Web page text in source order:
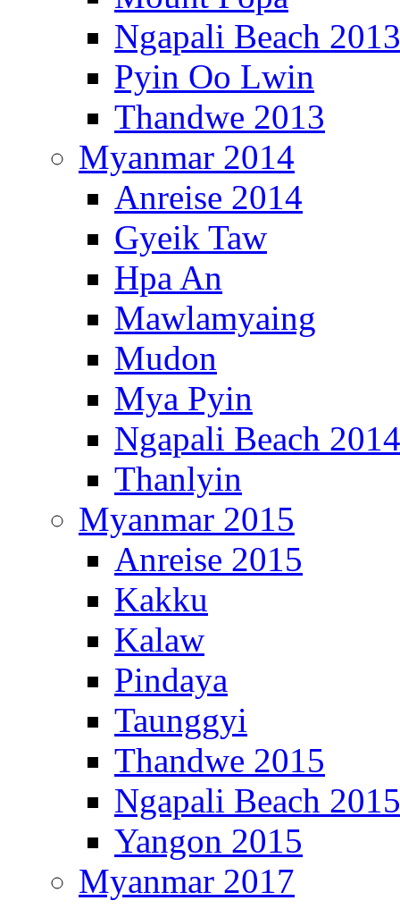
Ngapali Beach 2013
Pyin Oo Lwin
Thandwe 2013
Myanmar 2014
Anreise 2014
Gyeik Taw
Hpa An
Mawlamyaing
Mudon
Mya Pyin
Ngapali Beach 2014
Thanlyin
Myanmar 2015
Anreise 2015
Kakku
Kalaw
Pindaya
Taunggyi
Thandwe 2015
Ngapali Beach 2015
Yangon 2015
Myanmar 2017